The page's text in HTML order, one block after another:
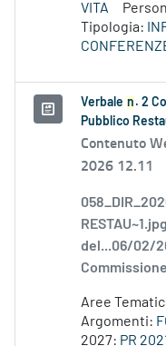
VITA
Tipologia:
Verbale n . 2
Pubblico
Contenuto
2026 12.11
del...06/02/
Aree
Argomenti:
2027: PR